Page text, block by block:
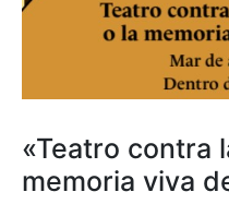
«Teatro contra
memoria viva